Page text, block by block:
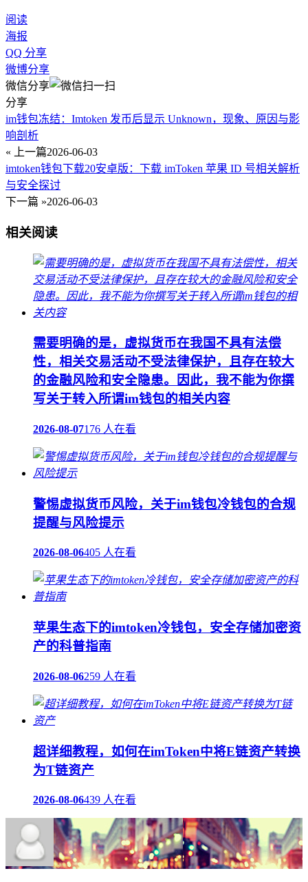
阅读
海报
QQ 分享
微博分享
微信分享
分享
im钱包冻结：Imtoken 发币后显示 Unknown，现象、原因与影
响剖析
« 上一篇2026-06-03
imtoken钱包下载20安卓版：下载 imToken 苹果 ID 号相关解析
与安全探讨
下一篇 »2026-06-03
相关阅读
需要明确的是，虚拟货币在我国不具有法偿
性，相关交易活动不受法律保护，且存在较大
的金融风险和安全隐患。因此，我不能为你撰
写关于转入所谓im钱包的相关内容
2026-08-07176 人在看
警惕虚拟货币风险，关于im钱包冷钱包的合规
提醒与风险提示
2026-08-06405 人在看
苹果生态下的imtoken冷钱包，安全存储加密资
产的科普指南
2026-08-06259 人在看
超详细教程，如何在imToken中将E链资产转换
为T链资产
2026-08-06439 人在看